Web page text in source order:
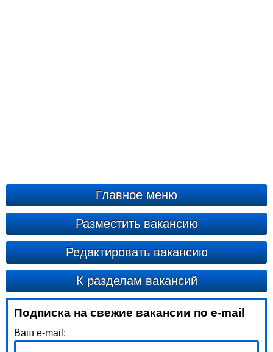
Главное меню
Разместить вакансию
Редактировать вакансию
К разделам вакансий
Подписка на свежие вакансии по e-mail
Ваш e-mail: